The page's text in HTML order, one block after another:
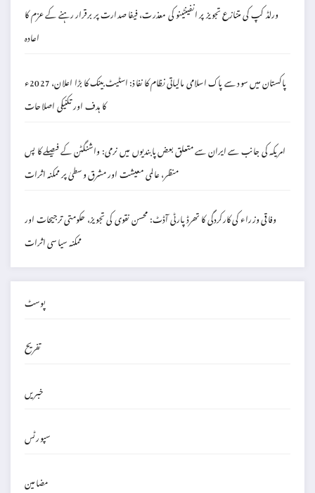
ورلڈ کپ کی متنازع تجویز پر انفینٹینو کی معذرت، فیفا صدارت پر برقرار رہنے کے عزم کا
اعادہ
پاکستان میں سود سے پاک اسلامی مالیاتی نظام کا نفاذ: اسٹیٹ بینک کا بڑا اعلان، 2027ء
کا ہدف اور تکنیکی اصلاحات
امریکہ کی جانب سے ایران سے متعلق بعض پابندیوں میں نرمی: واشنگٹن کے فیصلے کا پس
منظر، عالمی معیشت اور مشرق وسطیٰ پر ممکنہ اثرات
وفاقی وزراء کی کارکردگی کا تھرڈ پارٹی آڈٹ: محسن نقوی کی تجویز، حکومتی ترجیحات اور
ممکنہ سیاسی اثرات
پوسٹ
تفریح
خبریں
سپورٹس
مضامین